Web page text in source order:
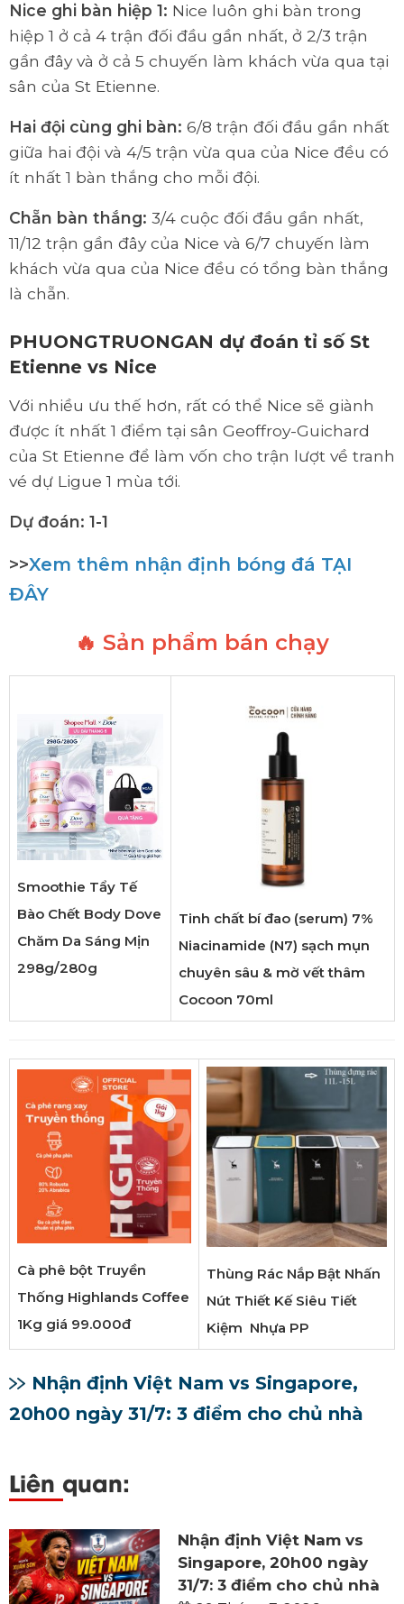
Nice ghi bàn hiệp 1: Nice luôn ghi bàn trong
hiệp 1 ở cả 4 trận đối đầu gần nhất, ở 2/3 trận
gần đây và ở cả 5 chuyến làm khách vừa qua tại
sân của St Etienne.
Hai đội cùng ghi bàn: 6/8 trận đối đầu gần nhất
giữa hai đội và 4/5 trận vừa qua của Nice đều có
ít nhất 1 bàn thắng cho mỗi đội.
Chẵn bàn thắng: 3/4 cuộc đối đầu gần nhất,
11/12 trận gần đây của Nice và 6/7 chuyến làm
khách vừa qua của Nice đều có tổng bàn thắng
là chẵn.
PHUONGTRUONGAN dự đoán tỉ số St
Etienne vs Nice
Với nhiều ưu thế hơn, rất có thể Nice sẽ giành
được ít nhất 1 điểm tại sân Geoffroy-Guichard
của St Etienne để làm vốn cho trận lượt về tranh
vé dự Ligue 1 mùa tới.
Dự đoán: 1-1
>>Xem thêm nhận định bóng đá TẠI
ĐÂY
🔥 Sản phẩm bán chạy
Smoothie Tẩy Tế
Bào Chết Body Dove
Chăm Da Sáng Mịn
298g/280g
Tinh chất bí đao (serum) 7%
Niacinamide (N7) sạch mụn
chuyên sâu & mờ vết thâm
Cocoon 70ml
Cà phê bột Truyền
Thống Highlands Coffee
1Kg giá 99.000đ
Thùng Rác Nắp Bật Nhấn
Nút Thiết Kế Siêu Tiết
Kiệm Nhựa PP
Nhận định Việt Nam vs Singapore,
20h00 ngày 31/7: 3 điểm cho chủ nhà
Liên quan:
Nhận định Việt Nam vs
Singapore, 20h00 ngày
31/7: 3 điểm cho chủ nhà